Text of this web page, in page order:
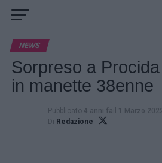
NEWS
Sorpreso a
in manette 38enne
Pubblicato 4 anni fail 1 Marzo
Di Redazione